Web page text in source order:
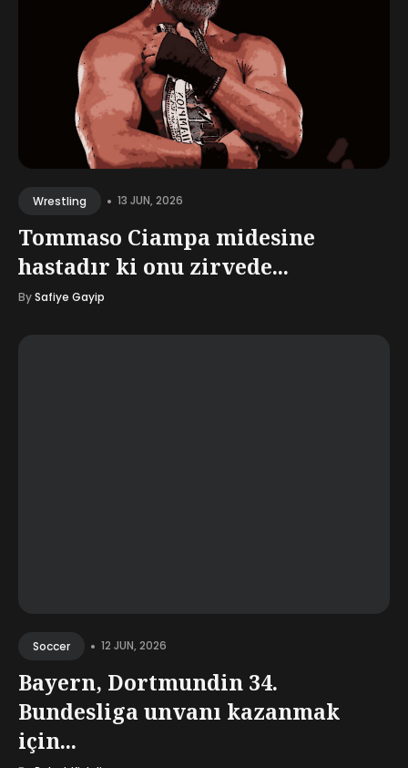
Wrestling • 13 JUN, 2026
Tommaso Ciampa midesine
hastadır ki onu zirvede...
BySafiye Gayip
Soccer • 12 JUN, 2026
Bayern, Dortmundin 34.
Bundesliga unvanı kazanmak
için...